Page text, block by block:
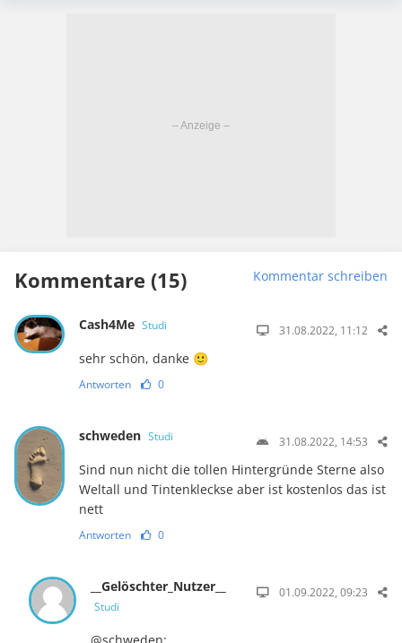
Kommentare (15) Kommentar schreiben
Cash4Me Studi 31.08.2022, 11:12
sehr schön, danke 🙂
Antworten 0
schweden Studi 31.08.2022, 14:53
Sind nun nicht die tollen Hintergründe Sterne also
Weltall und Tintenkleckse aber ist kostenlos das ist
nett
Antworten 0
__Gelöschter_Nutzer__
Studi
01.09.2022, 09:23